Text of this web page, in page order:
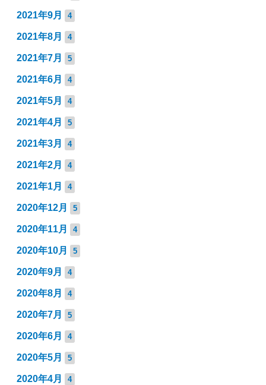
2021年9月 4
2021年8月 4
2021年7月 5
2021年6月 4
2021年5月 4
2021年4月 5
2021年3月 4
2021年2月 4
2021年1月 4
2020年12月 5
2020年11月 4
2020年10月 5
2020年9月 4
2020年8月 4
2020年7月 5
2020年6月 4
2020年5月 5
2020年4月 4